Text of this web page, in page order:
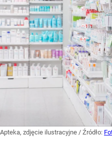
Apteka, zdjęcie ilustracyjne / Źródło: